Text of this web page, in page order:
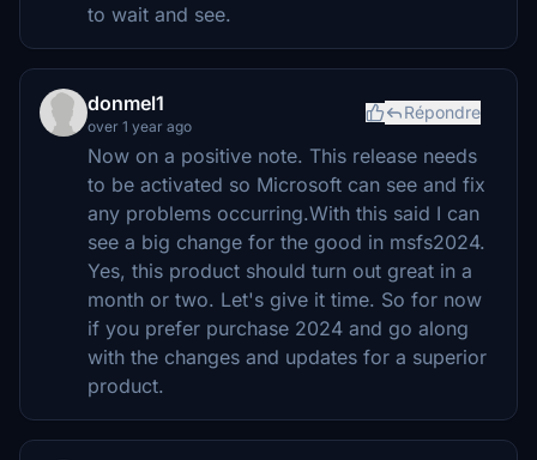
to wait and see.
donmel1
over 1 year ago
Répondre
Now on a positive note. This release needs
to be activated so Microsoft can see and fix
any problems occurring.With this said I can
see a big change for the good in msfs2024.
Yes, this product should turn out great in a
month or two. Let's give it time. So for now
if you prefer purchase 2024 and go along
with the changes and updates for a superior
product.